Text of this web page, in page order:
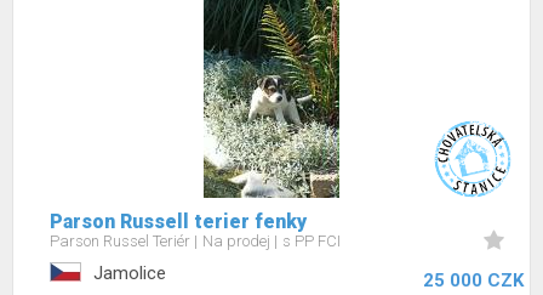
Parson Russell terier fenky
Parson Russel Teriér Na prodej s PP FCI
Jamolice 25 000 CZK